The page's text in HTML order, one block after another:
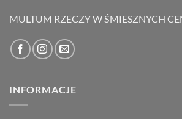
MULTUM RZECZY W ŚMIESZNYCH
INFORMACJE